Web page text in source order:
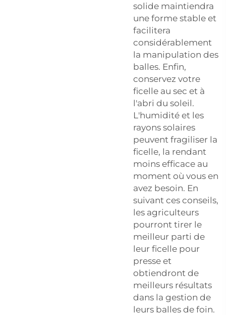
solide maintiendra
une forme stable et
facilitera
considérablement
la manipulation des
balles. Enfin,
conservez votre
ficelle au sec et à
l'abri du soleil.
L'humidité et les
rayons solaires
peuvent fragiliser la
ficelle, la rendant
moins efficace au
moment où vous en
avez besoin. En
suivant ces conseils,
les agriculteurs
pourront tirer le
meilleur parti de
leur ficelle pour
presse et
obtiendront de
meilleurs résultats
dans la gestion de
leurs balles de foin.